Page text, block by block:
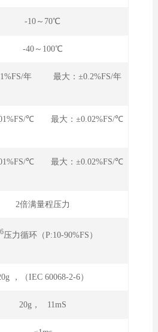
-10～70℃
-40～100℃
年 最大：±0.2%FS/年
℃ 最大：±0.02%FS/℃
℃ 最大：±0.02%FS/℃
2倍满量程压力
6压力循环（P:10-90%FS）
，（IEC 60068-2-6）
20g， 11mS